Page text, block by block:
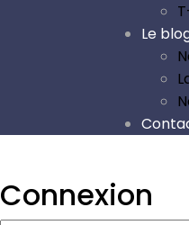
Le
Connexion